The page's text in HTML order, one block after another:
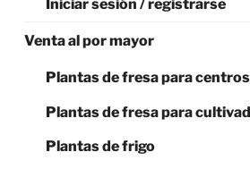
Iniciar sesión / registrarse
Venta al por mayor
Plantas de fresa para
Plantas de fresa para
Plantas de frigo